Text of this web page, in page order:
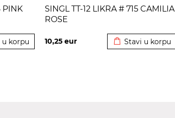
PINK
u korpu
SINGL TT-12 LIKRA # 715 CAMILIA
ROSE
10,25 eur Stavi u korpu